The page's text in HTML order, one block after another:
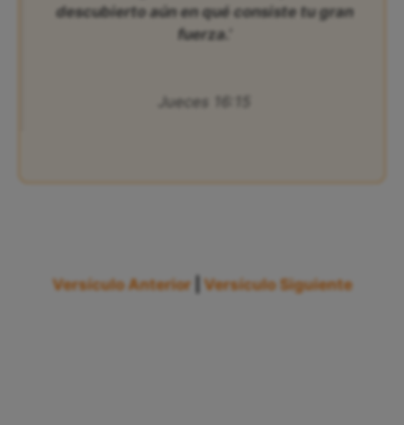
descubierto aún en qué consiste tu gran
fuerza.’
Jueces 16:15
Versículo Anterior Versículo Siguiente